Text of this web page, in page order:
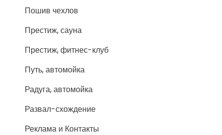
Пошив чехлов
Престиж, сауна
Престиж, фитнес-клуб
Путь, автомойка
Радуга, автомойка
Развал-схождение
Реклама и Контакты